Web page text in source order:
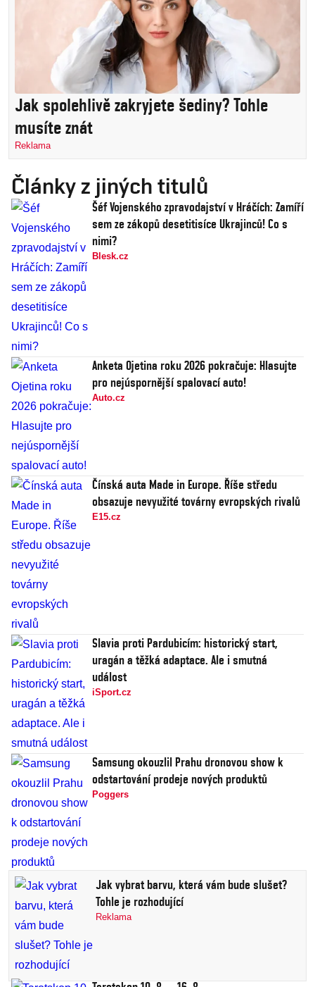
Jak spolehlivě zakryjete šediny? Tohle
musíte znát
Reklama
Články z jiných titulů
Šéf Vojenského zpravodajství v Hráčích: Zamíří
sem ze zákopů desetitisíce Ukrajinců! Co s
nimi?
Blesk.cz
Anketa Ojetina roku 2026 pokračuje: Hlasujte
pro nejúspornější spalovací auto!
Auto.cz
Čínská auta Made in Europe. Říše středu
obsazuje nevyužité továrny evropských rivalů
E15.cz
Slavia proti Pardubicím: historický start,
uragán a těžká adaptace. Ale i smutná
událost
iSport.cz
Samsung okouzlil Prahu dronovou show k
odstartování prodeje nových produktů
Poggers
Jak vybrat barvu, která vám bude slušet?
Tohle je rozhodující
Reklama